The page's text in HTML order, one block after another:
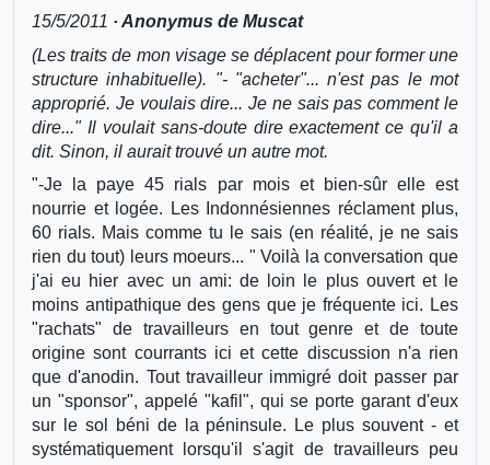
15/5/2011 · Anonymus de Muscat
(Les traits de mon visage se déplacent pour former une
structure inhabituelle). "- "acheter"... n'est pas le mot
approprié. Je voulais dire... Je ne sais pas comment le
dire..." Il voulait sans-doute dire exactement ce qu'il a
dit. Sinon, il aurait trouvé un autre mot.
"-Je la paye 45 rials par mois et bien-sûr elle est
nourrie et logée. Les Indonnésiennes réclament plus,
60 rials. Mais comme tu le sais (en réalité, je ne sais
rien du tout) leurs moeurs... " Voilà la conversation que
j'ai eu hier avec un ami: de loin le plus ouvert et le
moins antipathique des gens que je fréquente ici. Les
"rachats" de travailleurs en tout genre et de toute
origine sont courrants ici et cette discussion n'a rien
que d'anodin. Tout travailleur immigré doit passer par
un "sponsor", appelé "kafil", qui se porte garant d'eux
sur le sol béni de la péninsule. Le plus souvent - et
systématiquement lorsqu'il s'agit de travailleurs peu